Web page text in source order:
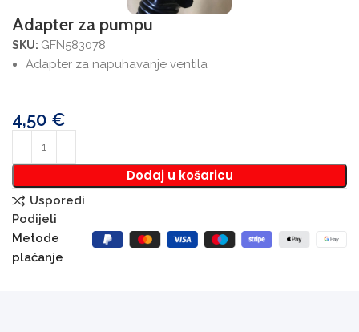
Adapter za pumpu
SKU: GFN583078
Adapter za napuhavanje ventila
4,50 €
Dodaj u košaricu
Usporedi
Podijeli
Metode
plaćanje